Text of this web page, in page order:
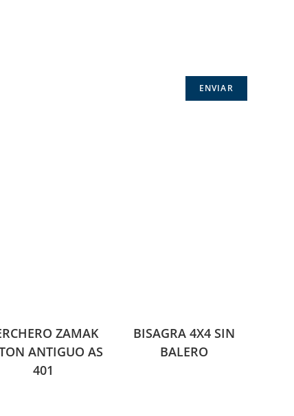
ZAMAK
ANTIGUO AS
401
BISAGRA 4X4 SIN
BALERO